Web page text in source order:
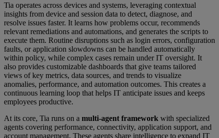
Tia operates across devices and systems, leveraging contextual
insights from device and session data to detect, diagnose, and
resolve issues faster. It learns how problems occur, recommends
relevant remediations and automations, and generates the scripts to
execute them. Routine disruptions such as login errors, configuration
faults, or application slowdowns can be handled automatically
within policy, while complex cases remain under IT oversight. It
also provides customizable dashboards that give teams tailored
views of key metrics, data sources, and trends to visualize
anomalies, performance, and automation outcomes. This creates a
continuous learning loop that helps IT anticipate issues and keeps
employees productive.
At its core, Tia runs on a multi-agent framework with specialized
agents covering performance, connectivity, application support, and
account management. These agents share intelligence to expand IT